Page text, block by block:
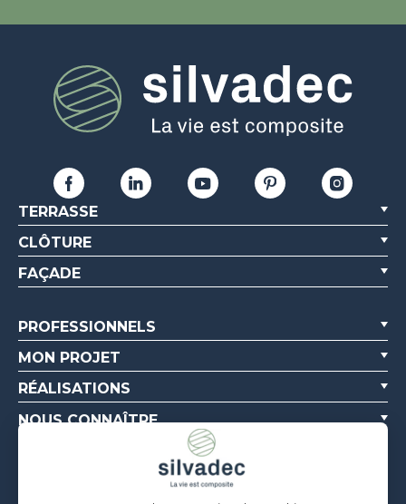
TERRASSE
CLÔTURE
FAÇADE
PROFESSIONNELS
MON PROJET
RÉALISATIONS
NOUS CONNAÎTRE